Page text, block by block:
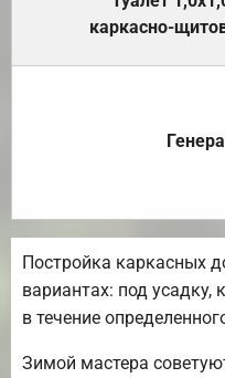
каркасно-
Постройка каркасных
вариантах: под усадку,
в течение
Зимой мастера